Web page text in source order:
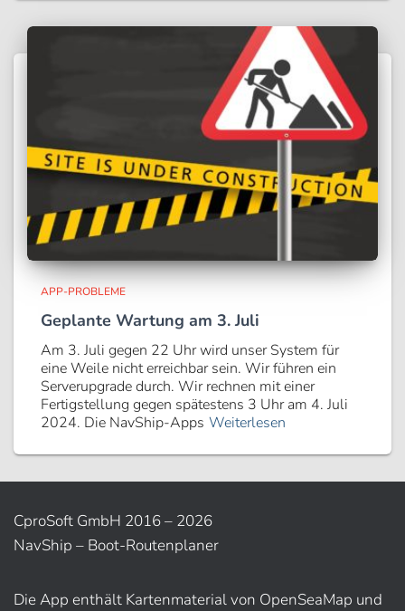
APP-PROBLEME
Geplante Wartung am 3. Juli
Am 3. Juli gegen 22 Uhr wird unser System für
eine Weile nicht erreichbar sein. Wir führen ein
Serverupgrade durch. Wir rechnen mit einer
Fertigstellung gegen spätestens 3 Uhr am 4. Juli
2024. Die NavShip-Apps Weiterlesen
CproSoft GmbH 2016 – 2026
NavShip – Boot-Routenplaner
Die App enthält Kartenmaterial von OpenSeaMap und